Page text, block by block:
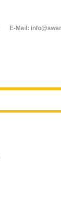
E-Mail: